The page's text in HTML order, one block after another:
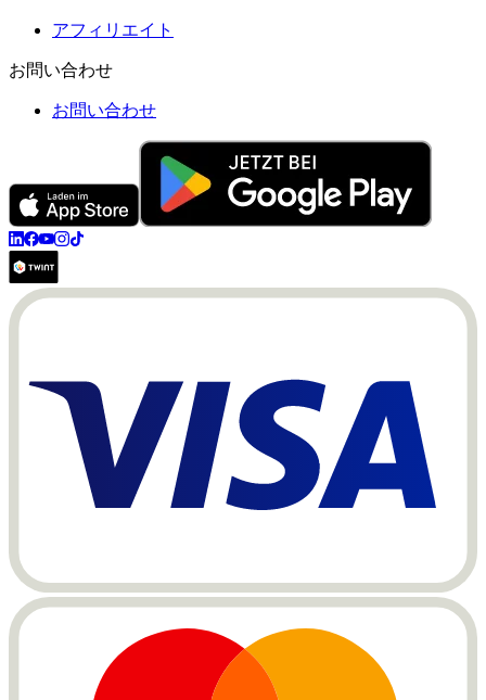
アフィリエイト
お問い合わせ
お問い合わせ